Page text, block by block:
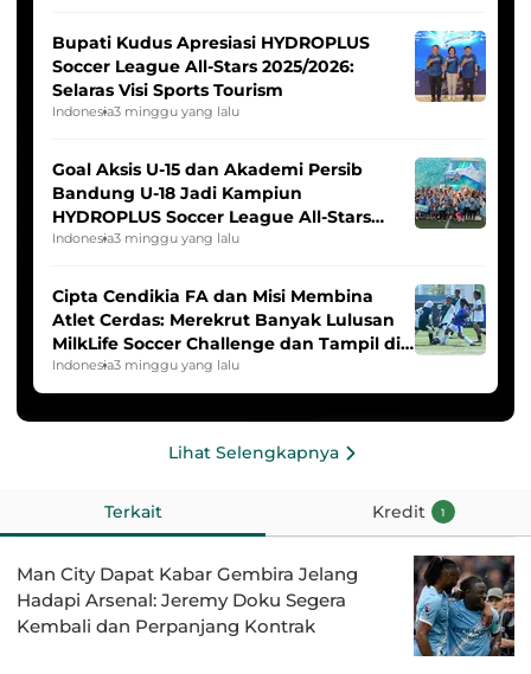
Bupati Kudus Apresiasi HYDROPLUS
Soccer League All-Stars 2025/2026:
Selaras Visi Sports Tourism
Indonesia3 minggu yang lalu
Goal Aksis U-15 dan Akademi Persib
Bandung U-18 Jadi Kampiun
HYDROPLUS Soccer League All-Stars
2025/2026
Indonesia3 minggu yang lalu
Cipta Cendikia FA dan Misi Membina
Atlet Cerdas: Merekrut Banyak Lulusan
MilkLife Soccer Challenge dan Tampil di
HYDROPLUS Soccer League
Indonesia3 minggu yang lalu
Lihat Selengkapnya
Terkait Kredit 1
Man City Dapat Kabar Gembira Jelang
Hadapi Arsenal: Jeremy Doku Segera
Kembali dan Perpanjang Kontrak